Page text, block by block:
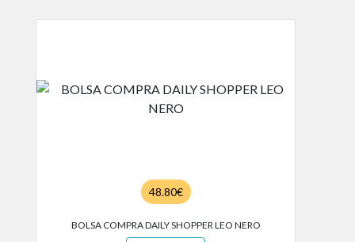
48.80€
BOLSA COMPRA DAILY SHOPPER LEO NERO